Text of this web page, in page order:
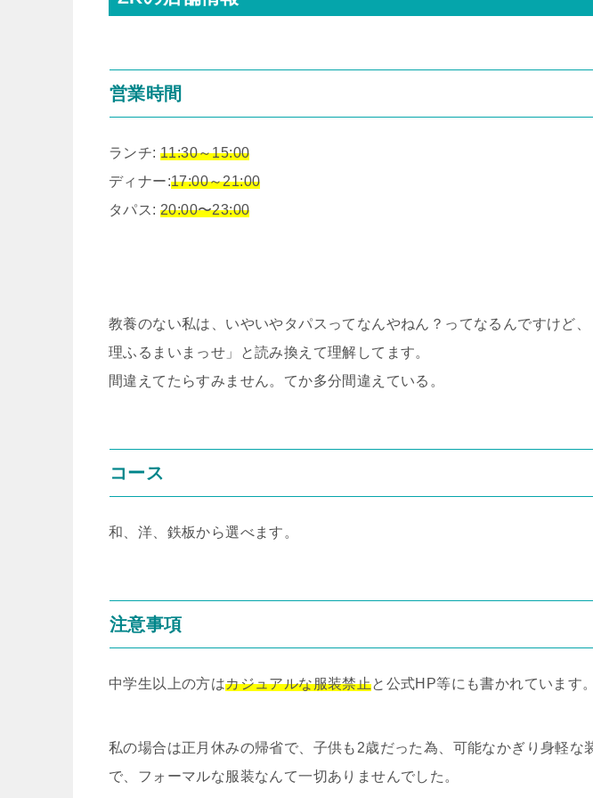
営業時間
ランチ: 11:30～15:00
ディナー:17:00～21:00
タパス: 20:00〜23:00
教養のない私は、いやいやタパスってなんやねん？ってなるんですけど
理ふるまいまっせ」と読み換えて理解してます。
間違えてたらすみません。てか多分間違えている。
コース
和、洋、鉄板から選べます。
注意事項
中学生以上の方はカジュアルな服装禁止と公式HP等にも書かれています。
私の場合は正月休みの帰省で、子供も2歳だった為、可能なかぎり身軽な
で、フォーマルな服装なんて一切ありませんでした。